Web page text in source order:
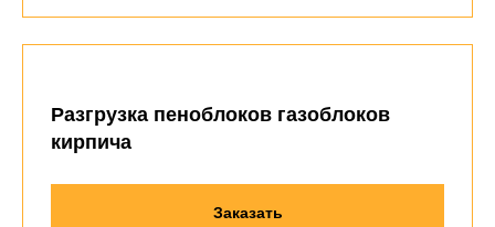
Разгрузка пеноблоков газоблоков
кирпича
Заказать